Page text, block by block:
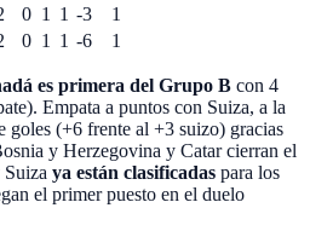
0 1 1 -3
1
0 1 1 -6 1
es primera del Grupo B con 4
Empata a puntos con Suiza, a la
goles (+6 frente al +3 suizo) gracias
y Herzegovina y Catar cierran el
ya están clasificadas para los
el primer puesto en el duelo